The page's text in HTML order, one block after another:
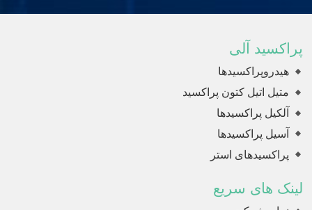
پراکسید آلی
هیدروپراکسیدها
متیل اتیل کتون پراکسید
آلکیل پراکسیدها
آسیل پراکسیدها
پراکسیدهای استر
لینک های سریع